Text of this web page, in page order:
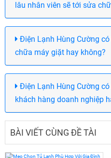
lâu nhân viên sẽ tới sửa
Điện Lạnh Hùng Cường
chữa máy giặt hay không?
Điện Lạnh Hùng Cường
khách hàng doanh nghiệp
BÀI VIẾT CÙNG ĐỀ TÀI